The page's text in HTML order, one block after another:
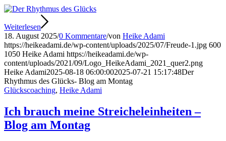
Weiterlesen
18. August 2025/0 Kommentare/von Heike Adami
https://heikeadami.de/wp-content/uploads/2025/07/Freude-1.jpg 600
1050 Heike Adami https://heikeadami.de/wp-
content/uploads/2021/09/Logo_HeikeAdami_2021_quer2.png
Heike Adami2025-08-18 06:00:002025-07-21 15:17:48Der
Rhythmus des Glücks- Blog am Montag
Glückscoaching, Heike Adami
Ich brauch meine Streicheleinheiten –
Blog am Montag